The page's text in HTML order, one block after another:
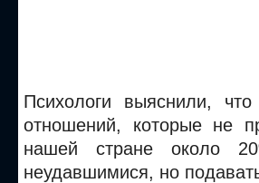
Психологи выяснили,
отношений, которые не
нашей стране около
неудавшимися, но